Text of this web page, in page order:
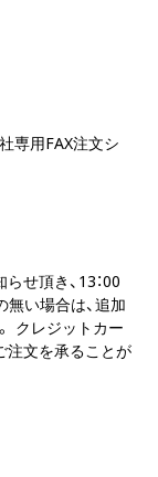
専用FAX注文シ
せ頂き、13：00
無い場合は、追加
クレジットカー
注文を承ることが